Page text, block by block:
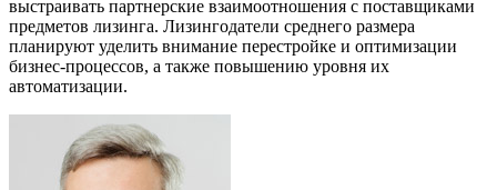
выстраивать партнерские взаимоотношения с поставщиками
предметов лизинга. Лизингодатели среднего размера
планируют уделить внимание перестройке и оптимизации
бизнес-процессов, а также повышению уровня их
автоматизации.